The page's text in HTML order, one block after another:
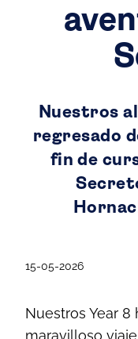
Nuestros
regresado
fin de
15-05-2026
Nuestros Year
maravilloso